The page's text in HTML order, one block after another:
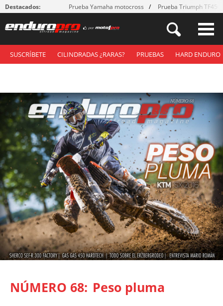
Destacados: Prueba Yamaha motocross Prueba Triumph
SUSCRÍBETE CILINDRADAS ¿RARAS? PRUEBAS HARD ENDURO
NÚMERO 68: Peso pluma